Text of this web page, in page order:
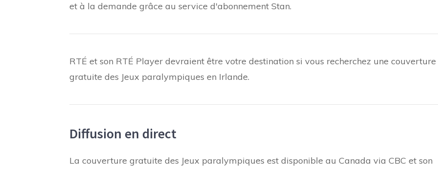
et à la demande grâce au service d'abonnement Stan.
RTÉ et son RTÉ Player devraient être votre destination si vous recherchez une couverture
gratuite des Jeux paralympiques en Irlande.
Diffusion en direct
La couverture gratuite des Jeux paralympiques est disponible au Canada via CBC et son